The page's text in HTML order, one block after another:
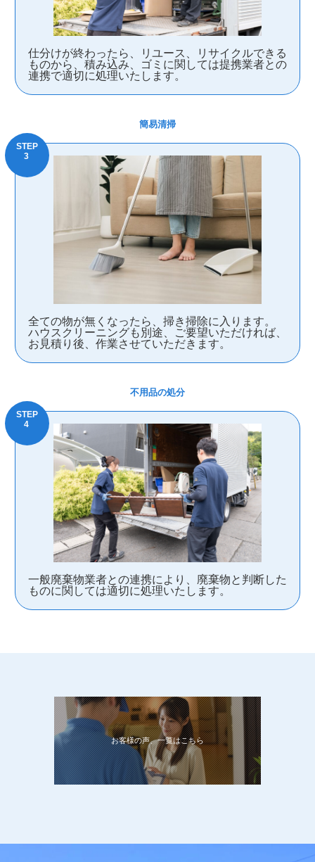
仕分けが終わったら、リユース、リサイクルできる
ものから、積み込み、ゴミに関しては提携業者との
連携で適切に処理いたします。
簡易清掃
全ての物が無くなったら、掃き掃除に入ります。
ハウスクリーニングも別途、ご要望いただければ、
お見積り後、作業させていただきます。
不用品の処分
一般廃棄物業者との連携により、廃棄物と判断した
ものに関しては適切に処理いたします。
お客様の声、一覧はこちら